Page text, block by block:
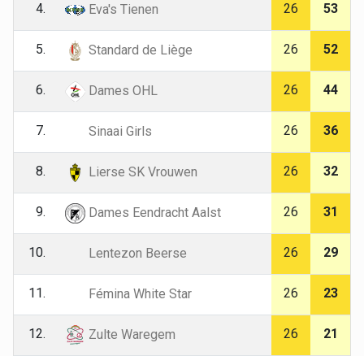
4. Eva's Tienen 26 53
5. Standard de Liège 26 52
6. Dames OHL 26 44
7. Sinaai Girls 26 36
8. Lierse SK Vrouwen 26 32
9. Dames Eendracht Aalst 26 31
10. Lentezon Beerse 26 29
11. Fémina White Star 26 23
12. Zulte Waregem 26 21